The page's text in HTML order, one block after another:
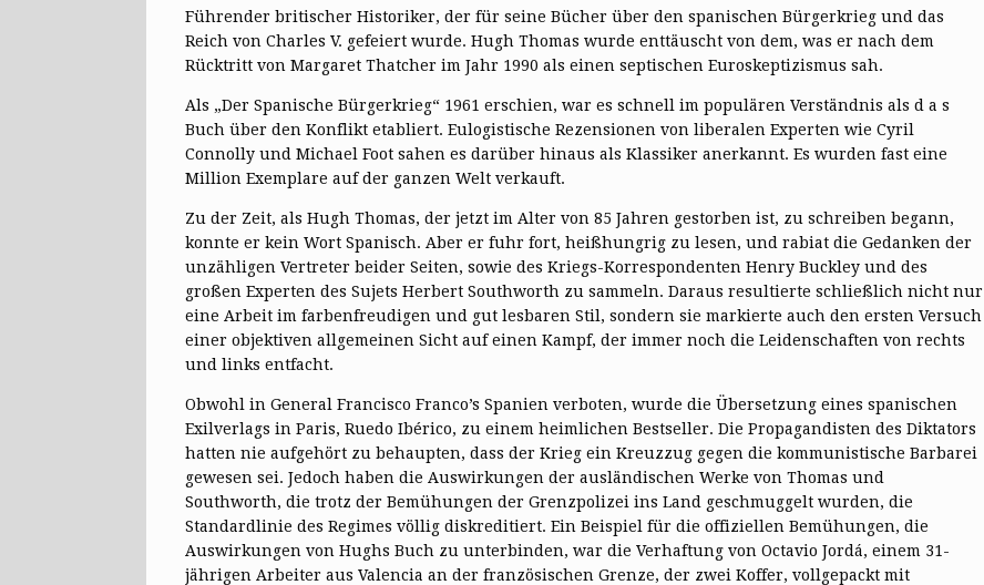
Führender britischer Historiker, der für seine Bücher über den spanischen Bürgerkrieg und das
Reich von Charles V. gefeiert wurde. Hugh Thomas wurde enttäuscht von dem, was er nach dem
Rücktritt von Margaret Thatcher im Jahr 1990 als einen septischen Euroskeptizismus sah.
Als „Der Spanische Bürgerkrieg“ 1961 erschien, war es schnell im populären Verständnis als d a s
Buch über den Konflikt etabliert. Eulogistische Rezensionen von liberalen Experten wie Cyril
Connolly und Michael Foot sahen es darüber hinaus als Klassiker anerkannt. Es wurden fast eine
Million Exemplare auf der ganzen Welt verkauft.
Zu der Zeit, als Hugh Thomas, der jetzt im Alter von 85 Jahren gestorben ist, zu schreiben begann,
konnte er kein Wort Spanisch. Aber er fuhr fort, heißhungrig zu lesen, und rabiat die Gedanken der
unzähligen Vertreter beider Seiten, sowie des Kriegs-Korrespondenten Henry Buckley und des
großen Experten des Sujets Herbert Southworth zu sammeln. Daraus resultierte schließlich nicht nur
eine Arbeit im farbenfreudigen und gut lesbaren Stil, sondern sie markierte auch den ersten Versuch
einer objektiven allgemeinen Sicht auf einen Kampf, der immer noch die Leidenschaften von rechts
und links entfacht.
Obwohl in General Francisco Franco’s Spanien verboten, wurde die Übersetzung eines spanischen
Exilverlags in Paris, Ruedo Ibérico, zu einem heimlichen Bestseller. Die Propagandisten des Diktators
hatten nie aufgehört zu behaupten, dass der Krieg ein Kreuzzug gegen die kommunistische Barbarei
gewesen sei. Jedoch haben die Auswirkungen der ausländischen Werke von Thomas und
Southworth, die trotz der Bemühungen der Grenzpolizei ins Land geschmuggelt wurden, die
Standardlinie des Regimes völlig diskreditiert. Ein Beispiel für die offiziellen Bemühungen, die
Auswirkungen von Hughs Buch zu unterbinden, war die Verhaftung von Octavio Jordá, einem 31-
jährigen Arbeiter aus Valencia an der französischen Grenze, der zwei Koffer, vollgepackt mit